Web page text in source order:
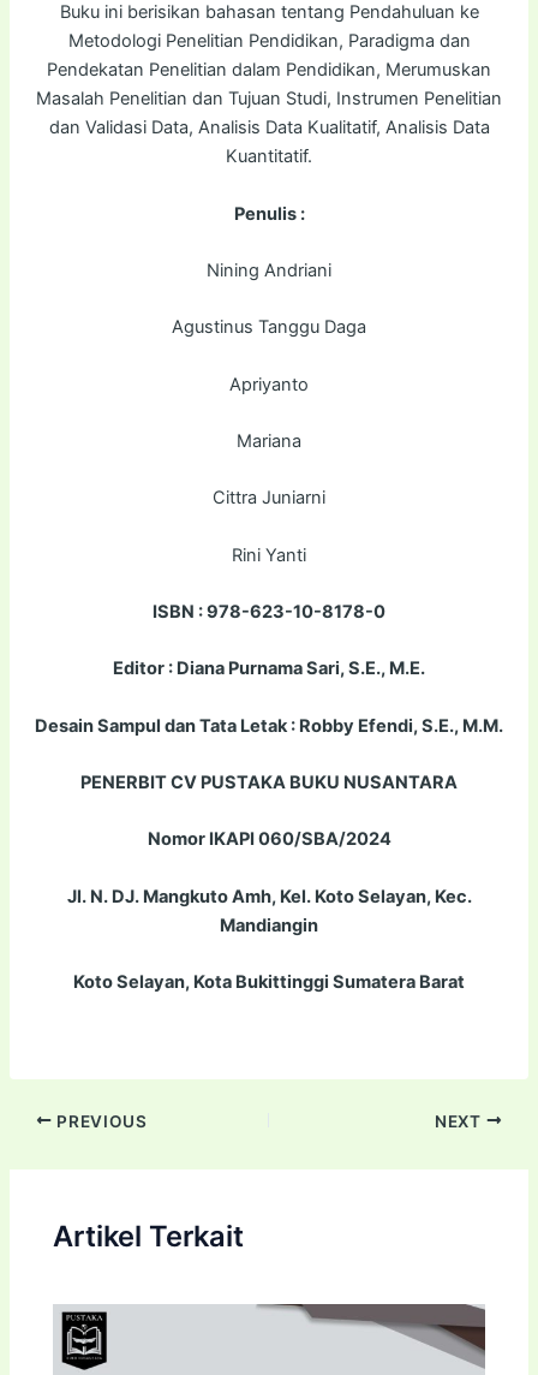
Buku ini berisikan bahasan tentang Pendahuluan ke
Metodologi Penelitian Pendidikan, Paradigma dan
Pendekatan Penelitian dalam Pendidikan, Merumuskan
Masalah Penelitian dan Tujuan Studi, Instrumen Penelitian
dan Validasi Data, Analisis Data Kualitatif, Analisis Data
Kuantitatif.
Penulis :
Nining Andriani
Agustinus Tanggu Daga
Apriyanto
Mariana
Cittra Juniarni
Rini Yanti
ISBN : 978-623-10-8178-0
Editor : Diana Purnama Sari, S.E., M.E.
Desain Sampul dan Tata Letak : Robby Efendi, S.E., M.M.
PENERBIT CV PUSTAKA BUKU NUSANTARA
Nomor IKAPI 060/SBA/2024
Jl. N. DJ. Mangkuto Amh, Kel. Koto Selayan, Kec.
Mandiangin
Koto Selayan, Kota Bukittinggi Sumatera Barat
PREVIOUS NEXT
Artikel Terkait